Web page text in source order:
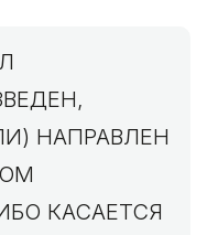
НАПРАВЛЕН
КАСАЕТСЯ